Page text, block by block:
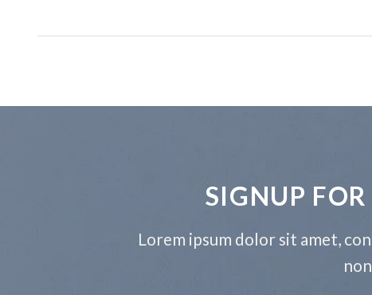
SIGNUP
Lorem ipsum dolor sit amet,